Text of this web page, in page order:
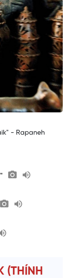
- Rapaneh
(THÍNH